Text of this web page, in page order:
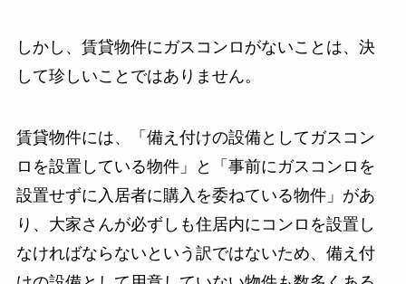
しかし、賃貸物件にガスコンロがないことは、決
して珍しいことではありません。
賃貸物件には、「備え付けの設備としてガスコン
ロを設置している物件」と「事前にガスコンロを
設置せずに入居者に購入を委ねている物件」があ
り、大家さんが必ずしも住居内にコンロを設置し
なければならないという訳ではないため、備え付